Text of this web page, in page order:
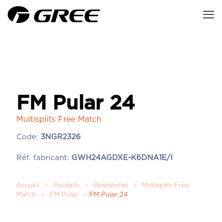
FM Pular 24
Multisplits Free Match
Code: 3NGR2326
Réf. fabricant: GWH24AGDXE-K6DNA1E/I
Accueil > Produits > Résidentiel >
Multisplits Free
Match
> FM Pular > FM Pular 24